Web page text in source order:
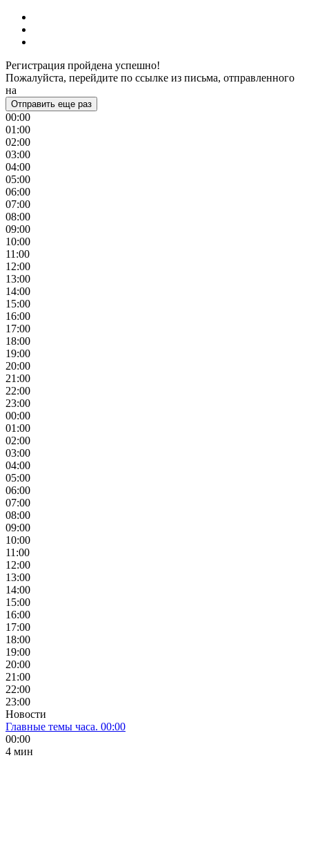
Регистрация пройдена успешно!
Пожалуйста, перейдите по ссылке из письма, отправленного
на
Отправить еще раз
00:00
01:00
02:00
03:00
04:00
05:00
06:00
07:00
08:00
09:00
10:00
11:00
12:00
13:00
14:00
15:00
16:00
17:00
18:00
19:00
20:00
21:00
22:00
23:00
00:00
01:00
02:00
03:00
04:00
05:00
06:00
07:00
08:00
09:00
10:00
11:00
12:00
13:00
14:00
15:00
16:00
17:00
18:00
19:00
20:00
21:00
22:00
23:00
Новости
Главные темы часа. 00:00
00:00
4 мин